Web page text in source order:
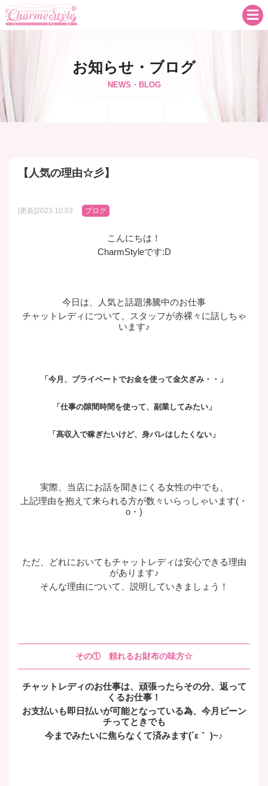
お知らせ・ブログ
NEWS・BLOG
【人気の理由☆彡】
[更新]2023.10.03 ブログ
こんにちは！
CharmStyleです:D
今日は、人気と話題沸騰中のお仕事
チャットレディについて、スタッフが赤裸々に話しちゃ
います♪
「今月、プライベートでお金を使って金欠ぎみ・・」
「仕事の隙間時間を使って、副業してみたい」
「高収入で稼ぎたいけど、身バレはしたくない」
実際、当店にお話を聞きにくる女性の中でも、
上記理由を抱えて来られる方が数々いらっしゃいます(・
o・)
ただ、どれにおいてもチャットレディは安心できる理由
があります♪
そんな理由について、説明していきましょう！
その① 頼れるお財布の味方☆
チャットレディのお仕事は、頑張ったらその分、返って
くるお仕事！
お支払いも即日払いが可能となっている為、今月ピーン
チってときでも
今までみたいに焦らなくて済みます(´ε｀ )~♪